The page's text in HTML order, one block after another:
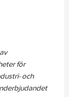
för
och